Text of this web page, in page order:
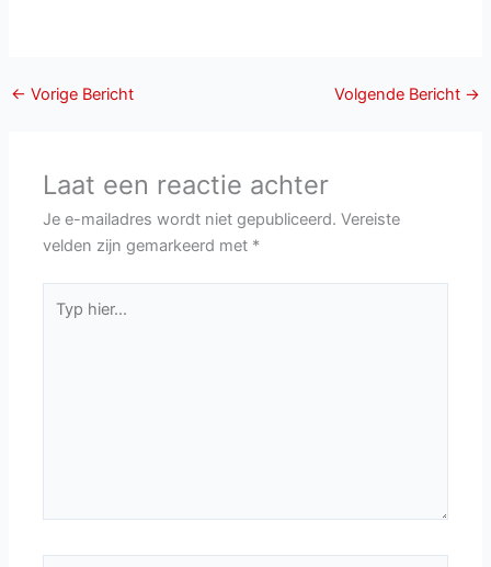
← Vorige Bericht Volgende Bericht →
Laat een reactie achter
Je e-mailadres wordt niet gepubliceerd. Vereiste
velden zijn gemarkeerd met *
hier...